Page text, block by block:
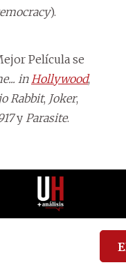
).
Película se
in Hollywood,
Rabbit, Joker,
y Parasite.